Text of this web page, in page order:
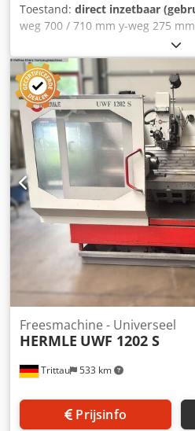
Toestand: direct inzetbaar
weg 700 / 710 mm y-weg 275
opnamekegel van de
900 x 250 mm T-gleuven 3 x 18
2000 omw/min voeding,
spanning 400 V totale
Aozkbnzsnksr machinewicht ca.
1000 x 1400 x 1800 mm
opleidingswerkplaats
robuuste elektromotorische
horizontale en verticale
hoofdspindel kan in twee
gedraaid - stabiele T-gleuven-
elektrische uitschakeling van de
toerentalregeling - draaibare
schakelkast, rechts gemonteerd
bedieningshandleiding +
Trittau 533 km
Freesmachine - Universeel
HERMLE UWF 1202 S
Prijsinfo